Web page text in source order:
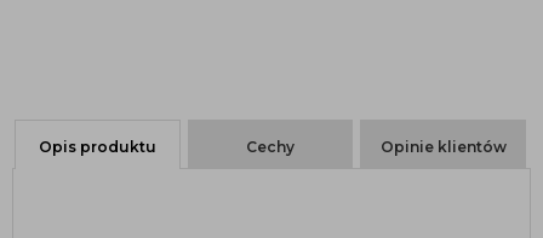
Opis produktu Cechy Opinie klientów